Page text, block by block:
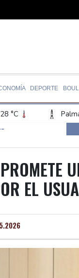
DEPORTE
28 °C
27 °C
28 °C Rio
22 °C
27 °C
EL